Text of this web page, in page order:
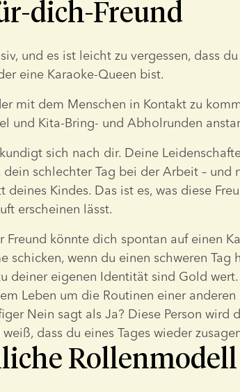
dich-Freund
und es ist leicht zu vergessen, dass
eine Karaoke-Queen bist.
mit dem Menschen in Kontakt zu
und Kita-Bring- und Abholrunden
sich nach dir. Deine
schlechter Tag bei der Arbeit – und
deines Kindes. Das ist es, was diese
erscheinen lässt.
Freund könnte dich spontan auf einen
schicken, wenn du einen schweren Tag
deiner eigenen Identität sind Gold
Leben um die Routinen einer anderen
Nein sagt als Ja? Diese Person wird
dass du eines Tages wieder
Rollenmodell